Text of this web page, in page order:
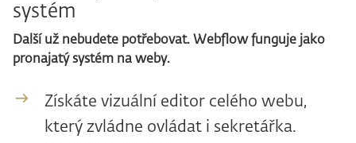
systém
Další už nebudete potřebovat. Webflow funguje jako
pronajatý systém na weby.
Získáte vizuální editor celého webu,
který zvládne ovládat i sekretářka.